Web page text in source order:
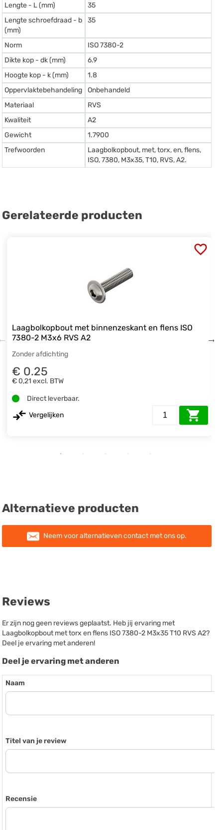
Lengte - L (mm)
35
Lengte schroefdraad - b
(mm)
35
Norm
ISO 7380-2
Dikte kop - dk (mm)
6.9
Hoogte kop - k (mm)
1.8
Oppervlaktebehandeling
Onbehandeld
Materiaal
RVS
Kwaliteit
A2
Gewicht
1.7900
Trefwoorden
Laagbolkopbout, met, torx, en, flens,
ISO, 7380, M3x35, T10, RVS, A2.
Gerelateerde producten
Laagbolkopbout met binnenzeskant en flens ISO
7380-2 M3x6 RVS A2
Zonder afdichting
€ 0.25
€ 0,21 excl. BTW
Direct leverbaar.
Vergelijken
Alternatieve producten
Neem voor alternatieven contact met ons op.
Reviews
Er zijn nog geen reviews geplaatst. Heb jij ervaring met
Laagbolkopbout met torx en flens ISO 7380-2 M3x35 T10 RVS A2?
Deel je ervaring met anderen!
Deel je ervaring met anderen
Naam
Titel van je review
Recensie